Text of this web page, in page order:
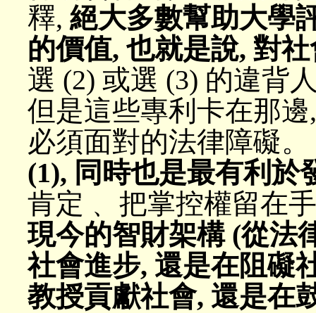
釋, 絕大多數幫助大學
的價值, 也就是說, 對
選 (2) 或選 (3) 的違背
但是這些專利卡在那
必須面對的法律障礙。
(1), 同時也是最有利於
肯定﹑ 把掌控權留在
現今的智財架構 (從法
社會進步, 還是在阻礙
教授貢獻社會, 還是在